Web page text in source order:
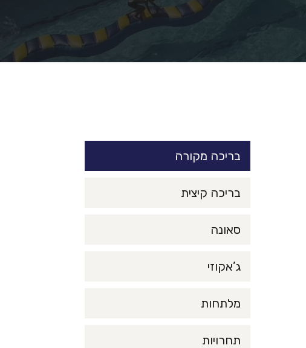
בריכה מקורה
בריכה קיצית
סאונה
ג’אקוזי
מלתחות
תחרויות